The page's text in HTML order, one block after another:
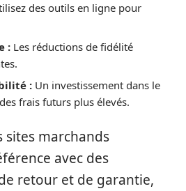
des outils en ligne pour
: Les réductions de fidélité
: Un investissement dans le
frais futurs plus élevés.
sites marchands
avec des
retour et de garantie,